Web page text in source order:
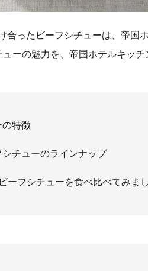
合ったビーフシチューは、帝国
ーの魅力を、帝国ホテルキッチ
の特徴
チューのラインナップ
ーフシチューを食べ比べてみまし